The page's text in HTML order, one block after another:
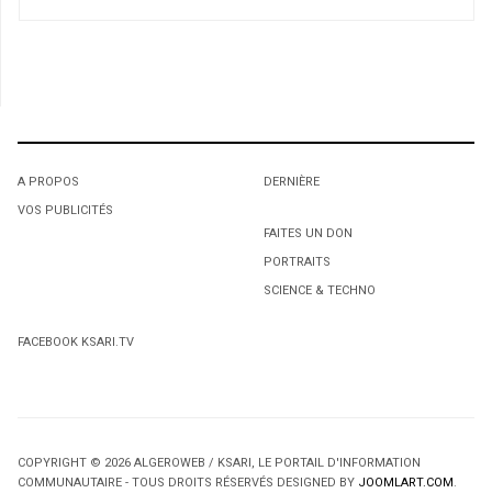
A PROPOS
VOS PUBLICITÉS
DERNIÈRE
FAITES UN DON
PORTRAITS
SCIENCE & TECHNO
FACEBOOK KSARI.TV
COPYRIGHT © 2026 ALGEROWEB / KSARI, LE PORTAIL D'INFORMATION
COMMUNAUTAIRE - TOUS DROITS RÉSERVÉS DESIGNED BY JOOMLART.COM.